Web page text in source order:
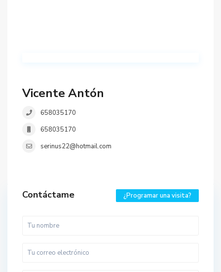
Vicente Antón
658035170
658035170
serinus22@hotmail.com
Contáctame ¿Programar una visita?